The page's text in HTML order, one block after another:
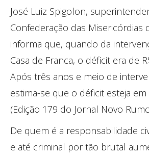
José Luiz Spigolon,
Confederação das Misericórdias
informa que, quando da
Casa de Franca, o déficit era de
Após três anos e meio de
estima-se que o déficit esteja em
(Edição 179 do Jornal Novo
De quem é a responsabilidade
e até criminal por tão brutal